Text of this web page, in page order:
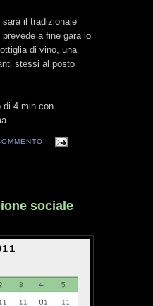
sarà il tradizionale
a fine gara lo
di vino, una
stessi al posto
di 4 min con
sociale